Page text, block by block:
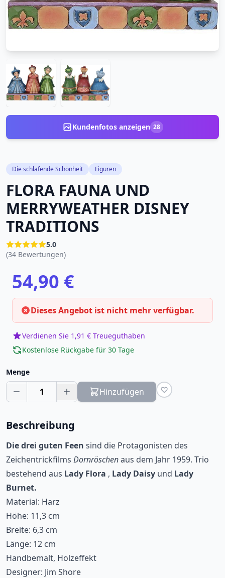
Kundenfotos anzeigen 28
Die schlafende Schönheit Figuren
FLORA FAUNA UND
MERRYWEATHER DISNEY
TRADITIONS
5.0
(34 Bewertungen)
54,90 €
Dieses Angebot ist nicht mehr verfügbar.
Verdienen Sie 1,91 € Treueguthaben
Kostenlose Rückgabe für 30 Tage
Menge
1 Hinzufügen
Beschreibung
Die drei guten Feen sind die Protagonisten des
Zeichentrickfilms Dornröschenaus dem Jahr 1959. Trio
bestehend aus Lady Flora , Lady Daisy und Lady
Burnet.
Material: Harz
Höhe: 11,3 cm
Breite: 6,3 cm
Länge: 12 cm
Handbemalt, Holzeffekt
Designer: Jim Shore